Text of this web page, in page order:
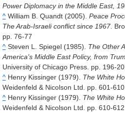
Power Diplomacy in the Middle East,
^ William B. Quandt (2005). Peace
The Arab-Israeli conflict since 1967.
pp. 76-77
^ Steven L. Spiegel (1985). The Other
America's Middle East Policy, from
University of Chicago Press. pp. 196-
^ Henry Kissinger (1979). The White
Weidenfeld & Nicolson Ltd. pp. 601-610
^ Henry Kissinger (1979). The White
Weidenfeld & Nicolson Ltd. pp. 610-612